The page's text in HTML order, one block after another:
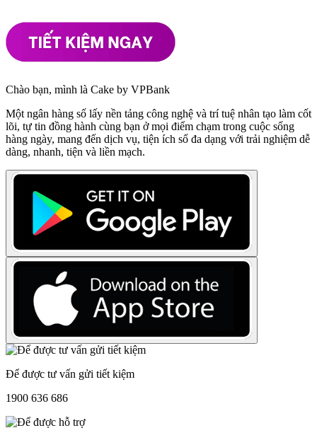
Chào bạn, mình là Cake by VPBank
Một ngân hàng số lấy nền tảng công nghệ và trí tuệ nhân tạo làm cốt
lõi, tự tin đồng hành cùng bạn ở mọi điểm chạm trong cuộc sống
hàng ngày, mang đến dịch vụ, tiện ích số đa dạng với trải nghiệm dễ
dàng, nhanh, tiện và liền mạch.
Để được tư vấn gửi tiết kiệm
1900 636 686